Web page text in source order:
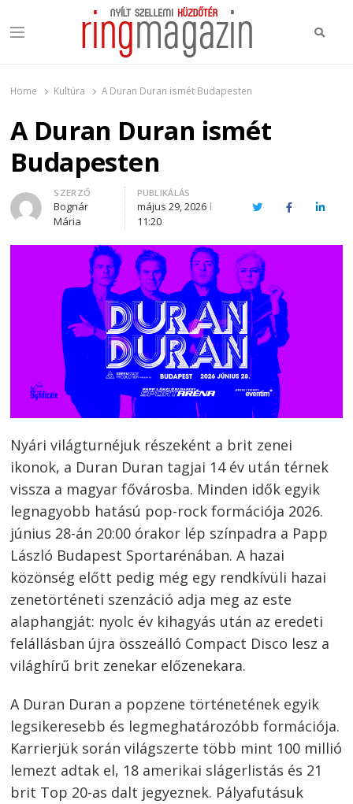
Menu
Home Kultúra A Duran Duran ismét Budapesten
A Duran Duran ismét
Budapesten
Author
SZERZŐ
Bognár
Mária
PUBLIKÁLÁS
május 29, 2026
11:20
TwitterFacebook
Nyári világturnéjuk részeként a brit zenei
ikonok, a Duran Duran tagjai 14 év után térnek
vissza a magyar fővárosba. Minden idők egyik
legnagyobb hatású pop-rock formációja 2026.
június 28-án 20:00 órakor lép színpadra a Papp
László Budapest Sportarénában. A hazai
közönség előtt pedig még egy rendkívüli hazai
zenetörténeti szenzáció adja meg az este
alaphangját: nyolc év kihagyás után az eredeti
felállásban újra összeálló Compact Disco lesz a
világhírű brit zenekar előzenekara.
A Duran Duran a popzene történetének egyik
legsikeresebb és legmeghatározóbb formációja.
Karrierjük során világszerte több mint 100 millió
lemezt adtak el, 18 amerikai slágerlistás és 21
brit Top 20-as dalt jegyeznek. Pályafutásuk